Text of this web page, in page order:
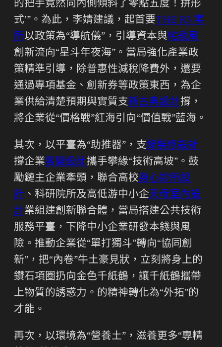
的把手竟然向內側傾斜了零點五度！拼形
式’”。為此，李婧建議，起首要THE R3 寓
所以政策為“導航儀”，引導資本與侘寂風
創新流向“星斗年夜海”。當局強化產業政
策精準引導，除普惠性減稅降費外，還要
通過專項基金、創新券等政策東西，為企
業供給清楚預期與實質支新古典設計撐，
將企業從“價格戰”紅海引向“價值戰”藍海。
其次，以平臺為“助推器”，支綠裝修設計
撐企業客變設計攜手攀緣“技術高坡”。鼓
勵鏈主企業牽頭，聯合高校身心診所設
計 、科研院所及高低游中小企天母室內設
計業組建創新聯合體，當局搭建公共技術
服務平臺，下降中小企業研發本錢與風
險。推動企業從“單打獨斗”轉向“協同創
新”，把“內卷”牛土豪見狀，立刻將身上的
鑽石項圈扔向金色千紙鶴，讓千紙鶴攜帶
上物質的誘惑力。的精神轉化為“外拓”的
才能。
再次，以環境為“營養土”，滋養更多“專精